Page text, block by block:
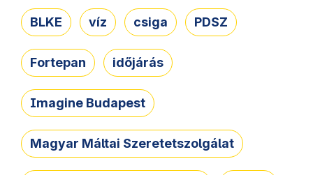
BLKE víz csiga PDSZ
Fortepan időjárás
Imagine Budapest
Magyar Máltai Szeretetszolgálat